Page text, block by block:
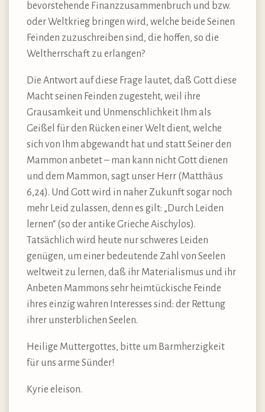
bevorstehende Finanzzusammenbruch und bzw.
oder Weltkrieg bringen wird, welche beide Seinen
Feinden zuzuschreiben sind, die hoffen, so die
Weltherrschaft zu erlangen?
Die Antwort auf diese Frage lautet, daß Gott diese
Macht seinen Feinden zugesteht, weil ihre
Grausamkeit und Unmenschlichkeit Ihm als
Geißel für den Rücken einer Welt dient, welche
sich von Ihm abgewandt hat und statt Seiner den
Mammon anbetet – man kann nicht Gott dienen
und dem Mammon, sagt unser Herr (Matthäus
6,24). Und Gott wird in naher Zukunft sogar noch
mehr Leid zulassen, denn es gilt: „Durch Leiden
lernen“ (so der antike Grieche Aischylos).
Tatsächlich wird heute nur schweres Leiden
genügen, um einer bedeutende Zahl von Seelen
weltweit zu lernen, daß ihr Materialismus und ihr
Anbeten Mammons sehr heimtückische Feinde
ihres einzig wahren Interesses sind: der Rettung
ihrer unsterblichen Seelen.
Heilige Muttergottes, bitte um Barmherzigkeit
für uns arme Sünder!
Kyrie eleison.